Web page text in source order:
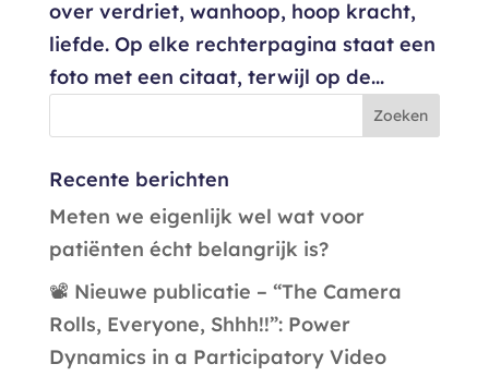
over verdriet, wanhoop, hoop kracht,
liefde. Op elke rechterpagina staat een
foto met een citaat, terwijl op de...
Recente berichten
Meten we eigenlijk wel wat voor
patiënten écht belangrijk is?
📽️ Nieuwe publicatie – “The Camera
Rolls, Everyone, Shhh!!”: Power
Dynamics in a Participatory Video